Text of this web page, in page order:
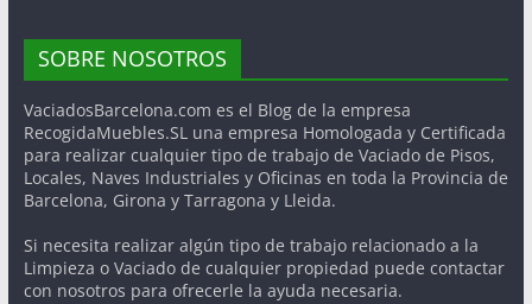
SOBRE NOSOTROS
VaciadosBarcelona.com es el Blog de la empresa
RecogidaMuebles.SL una empresa Homologada y Certificada
para realizar cualquier tipo de trabajo de Vaciado de Pisos,
Locales, Naves Industriales y Oficinas en toda la Provincia de
Barcelona, Girona y Tarragona y Lleida.
Si necesita realizar algún tipo de trabajo relacionado a la
Limpieza o Vaciado de cualquier propiedad puede contactar
con nosotros para ofrecerle la ayuda necesaria.